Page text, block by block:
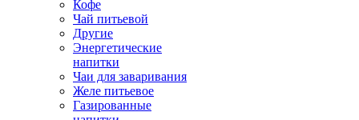
Кофе
Чай питьевой
Другие
Энергетические
напитки
Чаи для заваривания
Желе питьевое
Газированные